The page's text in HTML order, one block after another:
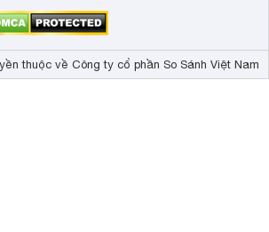
thuộc về Công ty cổ phần So Sánh Việt Nam